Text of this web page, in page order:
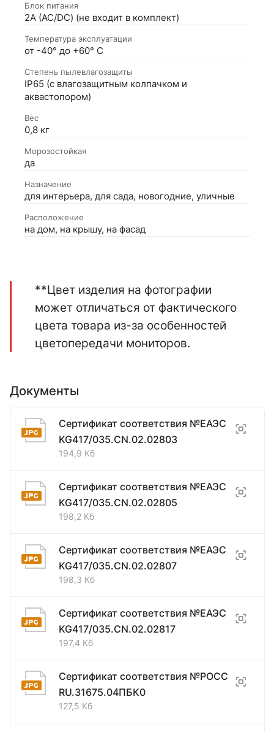
Блок питания
2А (АС/DC) (не входит в комплект)
Температура эксплуатации
от -40° до +60° С
Степень пылевлагозащиты
IP65 (с влагозащитным колпачком и
аквастопором)
Вес
0,8 кг
Морозостойкая
да
Назначение
для интерьера, для сада, новогодние, уличные
Расположение
на дом, на крышу, на фасад
**Цвет изделия на фотографии
может отличаться от фактического
цвета товара из-за особенностей
цветопередачи мониторов.
Документы
Сертификат соответствия №ЕАЭС
KG417/035.CN.02.02803
194,9 Кб
Сертификат соответствия №ЕАЭС
KG417/035.CN.02.02805
198,2 Кб
Сертификат соответствия №ЕАЭС
KG417/035.CN.02.02807
198,3 Кб
Сертификат соответствия №ЕАЭС
KG417/035.CN.02.02817
197,4 Кб
Сертификат соответствия №РОСС
RU.31675.04ПБК0
127,5 Кб